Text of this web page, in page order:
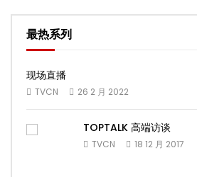
最热系列
现场直播
TVCN 26 2 月 2022
TOPTALK 高端访谈
TVCN 18 12 月 2017